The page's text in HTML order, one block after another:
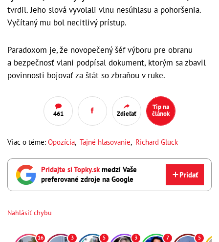
tvrdil. Jeho slová vyvolali vlnu nesúhlasu a pohoršenia.
Vyčítaný mu bol necitlivý prístup.
Paradoxom je, že novopečený šéf výboru pre obranu
a bezpečnosť vlani podpísal dokument, ktorým sa zbavil
povinnosti bojovať za štát so zbraňou v ruke.
461 Zdieľať
Tip na
článok
Viac o téme: Opozícia, Tajné hlasovanie, Richard Glück
Pridajte si Topky.skmedzi Vaše
preferované zdroje na Google
Pridať
Nahlásiť chybu
16 3 5 3 7 5